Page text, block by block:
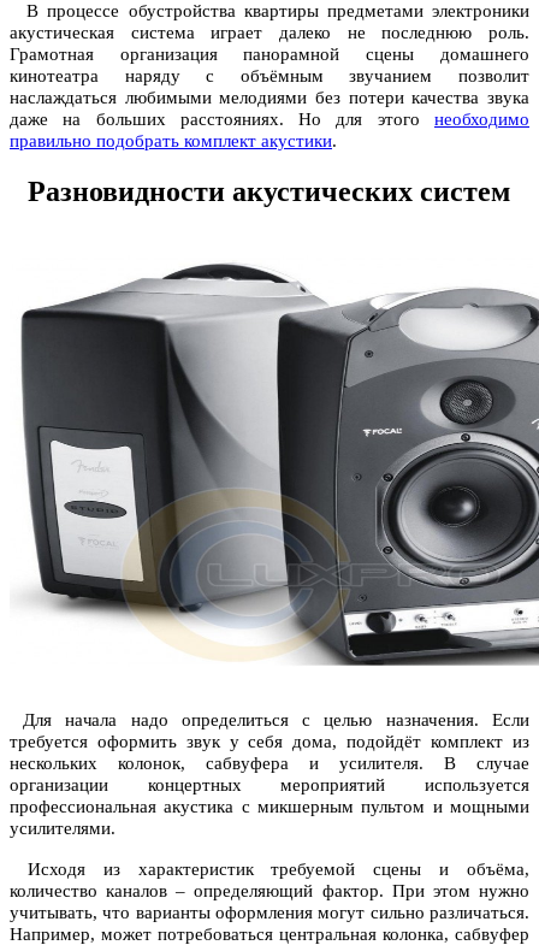
В процессе обустройства квартиры предметами электроники
акустическая система играет далеко не последнюю роль.
Грамотная организация панорамной сцены домашнего
кинотеатра наряду с объёмным звучанием позволит
наслаждаться любимыми мелодиями без потери качества звука
даже на больших расстояниях. Но для этого необходимо
правильно подобрать комплект акустики.
Разновидности акустических систем
Для начала надо определиться с целью назначения. Если
требуется оформить звук у себя дома, подойдёт комплект из
нескольких колонок, сабвуфера и усилителя. В случае
организации концертных мероприятий используется
профессиональная акустика с микшерным пультом и мощными
усилителями.
Исходя из характеристик требуемой сцены и объёма,
количество каналов – определяющий фактор. При этом нужно
учитывать, что варианты оформления могут сильно различаться.
Например, может потребоваться центральная колонка, сабвуфер